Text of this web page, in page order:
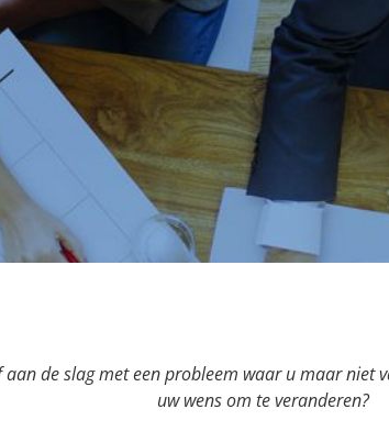
de slag met een probleem waar u maar niet
uw wens om te veranderen?